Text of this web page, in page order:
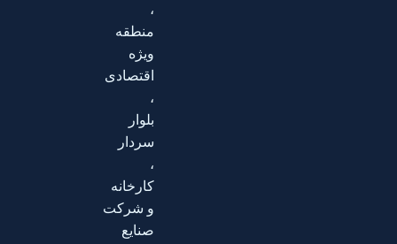
،
منطقه
ویژه
اقتصادی
،
بلوار
سردار
،
کارخانه
و شرکت
صنایع